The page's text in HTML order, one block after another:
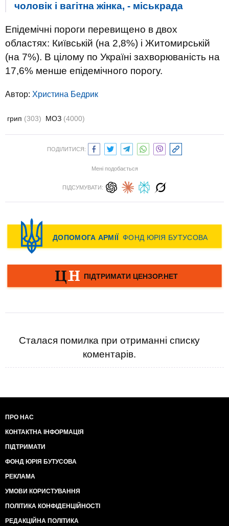
чоловік і вагітна жінка, - міськрада
Епідемічні пороги перевищено в двох
областях: Київській (на 2,8%) і Житомирській
(на 7%). В цілому по Україні захворюваність на
17,6% менше епідемічного порогу.
Автор: Христина Бедрик
грип (303) МОЗ (4000)
ПОДІЛИТИСЯ:
Мені подобається
ПІДСУМУВАТИ:
Сталася помилка при отриманні списку
коментарів.
ПРО НАС
КОНТАКТНА ІНФОРМАЦІЯ
ПІДТРИМАТИ
ФОНД ЮРІЯ БУТУСОВА
РЕКЛАМА
УМОВИ КОРИСТУВАННЯ
ПОЛІТИКА КОНФІДЕНЦІЙНОСТІ
РЕДАКЦІЙНА ПОЛІТИКА